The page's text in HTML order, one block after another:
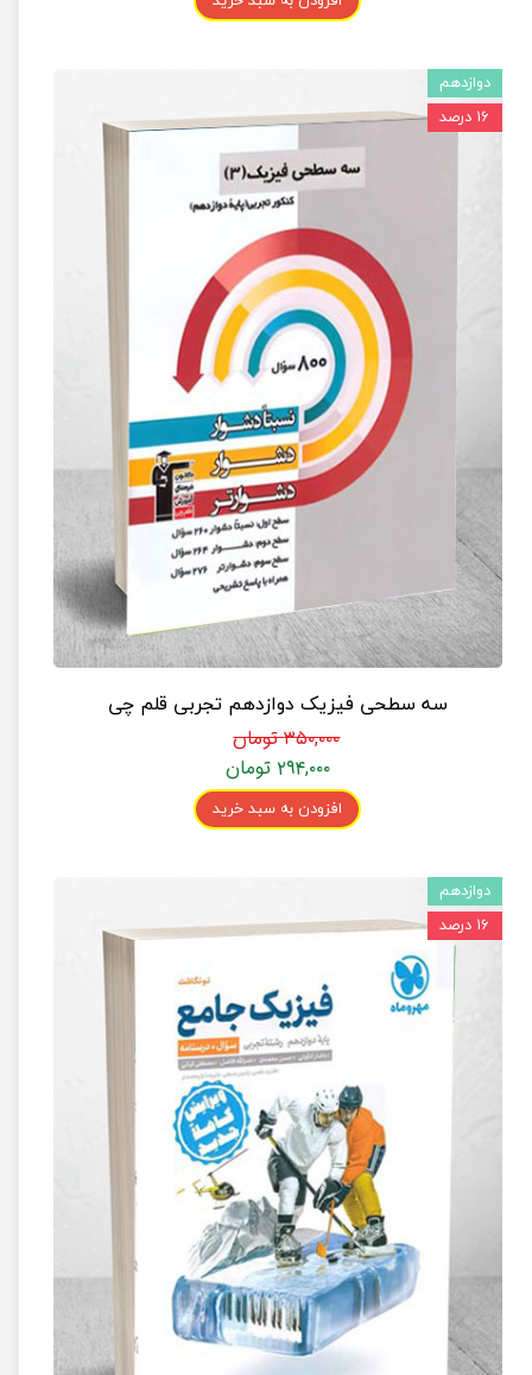
سه سطحی فیزیک دوازدهم تجربی قلم چی
۳۵۰,۰۰۰ تومان
۲۹۴,۰۰۰ تومان
افزودن به سبد خرید
دوازدهم
۱۶ درصد
دوازدهم
۱۶ درصد